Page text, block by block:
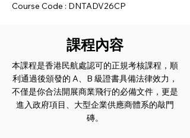
Course Code : DNTADV26CP
課程內容
本課程是香港民航處認可的正規考核課程，順
利通過後頒發的 A、B 級證書具備法律效力，
不僅是你合法開展商業飛行的必備文件，更是
進入政府項目、大型企業供應商體系的敲門
磚。